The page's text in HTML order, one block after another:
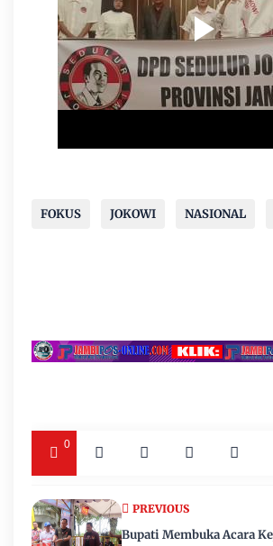
FOKUS JOKOWI NASIONAL
0
PREVIOUS
Bupati Membuka Acara